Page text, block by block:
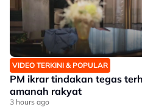
VIDEO TERKINI & POPULAR
PM ikrar tindakan tegas
amanah rakyat
3 hours ago